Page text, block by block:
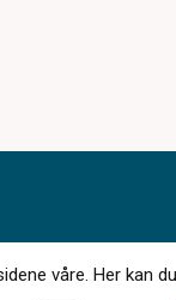
våre. Her kan